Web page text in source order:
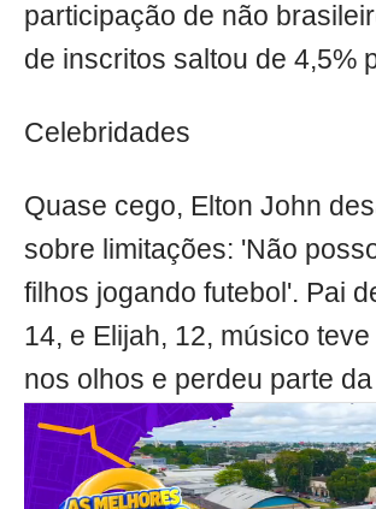
participação de não
de inscritos saltou de 4,5%
Celebridades
Quase cego, Elton John
sobre limitações: 'Não
filhos jogando futebol'. Pai
14, e Elijah, 12, músico
nos olhos e perdeu parte